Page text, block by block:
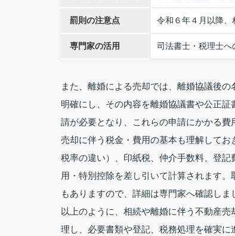
罰則の注意点 令和６年４月以降、
専門家の活用 司法書士・税理士へ
また、離婚による売却では、離婚協議後
明確にし、その内容を離婚協議書や公正
請が必要となり、これらの申請にかかる費
売却に伴う税金・費用の基本も理解して
税率の違い）、印紙税、仲介手数料、登
用・特別控除を差し引いて計算されます
もありますので、詳細は専門家へ確認しま
以上のように、相続や離婚に伴う不動産
理し、必要書類や登記、税務処理を確実に